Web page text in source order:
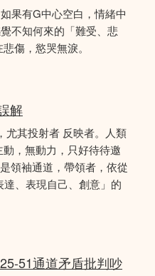
果有G中心空白，情緒中
不知何來的「難受、悲
傷，慾哭無淚。
解
尤其投射者 反映者。人類
，無動力，只好待待邀
領袖通道，帶領者，依從
、表現自己、創意」的
51通道矛盾批判吵